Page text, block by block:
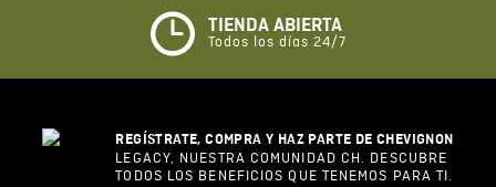
★☆ ☆
Su nombre
Correo electrónico
TIENDA ABIERTA
Todos los días 24/7
REGÍSTRATE, COMPRA Y HAZ PARTE DE CHEVIGNON
LEGACY, NUESTRA COMUNIDAD CH. DESCUBRE
TODOS LOS BENEFICIOS QUE TENEMOS PARA TI.